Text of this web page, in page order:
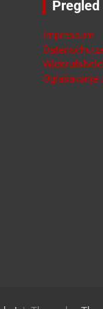
Pregled
Impressum